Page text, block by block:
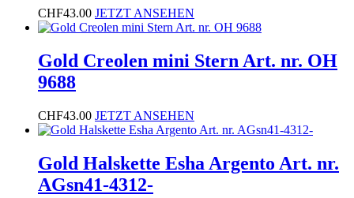
CHF43.00 JETZT ANSEHEN
Gold Creolen mini Stern Art. nr. OH
9688
CHF43.00 JETZT ANSEHEN
Gold Halskette Esha Argento Art. nr.
AGsn41-4312-